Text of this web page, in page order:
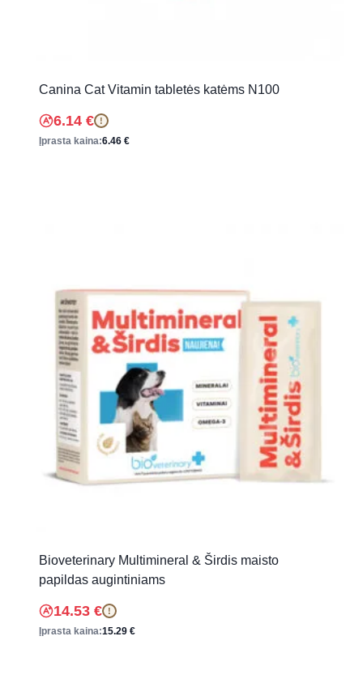
Canina Cat Vitamin tabletės katėms N100
6.14 € !
Įprasta kaina:6.46 €
Bioveterinary Multimineral & Širdis maisto
papildas augintiniams
14.53 € !
Įprasta kaina:15.29 €